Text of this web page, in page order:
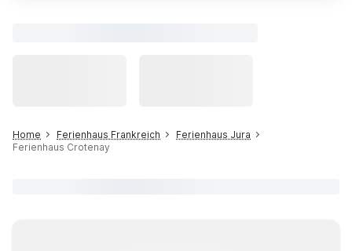
Home Ferienhaus Frankreich
Ferienhaus Jura
Ferienhaus Crotenay